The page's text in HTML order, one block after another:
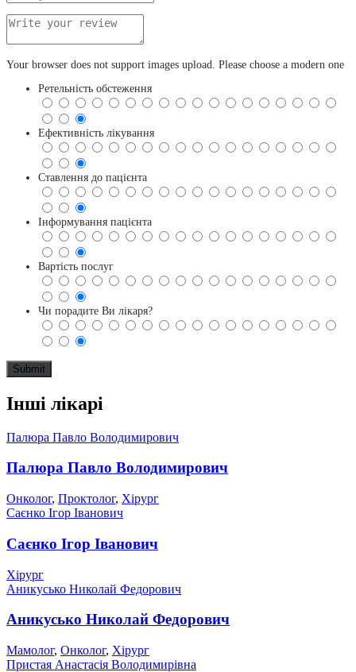
Your browser does not support images upload. Please choose a modern one
Ретельність обстеження
Ефективність лікування
Ставлення до пацієнта
Інформування пацієнта
Вартість послуг
Чи порадите Ви лікаря?
Інші лікарі
Палюра Павло Володимирович
Палюра Павло Володимирович
Онколог, Проктолог, Хірург
Саєнко Ігор Іванович
Саєнко Ігор Іванович
Хірург
Аникусько Николай Федорович
Аникусько Николай Федорович
Мамолог, Онколог, Хірург
Пристая Анастасія Володимирівна